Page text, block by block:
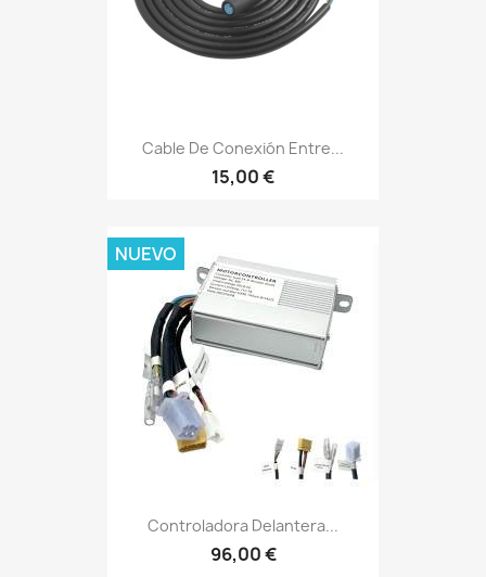
Cable De Conexión Entre...
15,00 €
Controladora Delantera...
96,00 €
NUEVO